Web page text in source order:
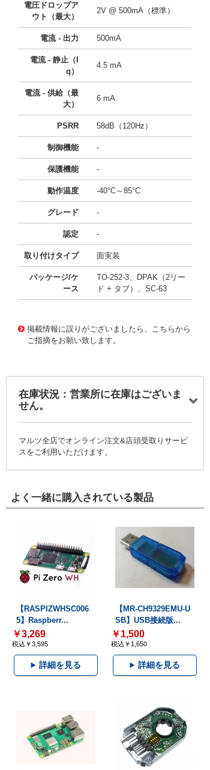
電圧ドロップア
ウト（最大）
2V @ 500mA（標準）
電流 - 出力 500mA
電流 - 静止（I
q）
4.5 mA
電流 - 供給（最
大）
6 mA
PSRR 58dB（120Hz）
制御機能 -
保護機能 -
動作温度 -40°C～85°C
グレード -
認定 -
取り付けタイプ 面実装
パッケージ/ケ
ース
TO-252-3、DPAK（2リー
ド + タブ）、SC-63
掲載情報に誤りがございましたら、こちらから
ご指摘をお願い致します。
在庫状況：営業所に在庫はございま
せん。
マルツ全店でオンライン注文&店頭受取りサービ
スをご利用いただけます。
よく一緒に購入されている製品
【RASPIZWHSC006
5】Raspberr...
￥3,269
税込￥3,595
詳細を見る
【MR-CH9329EMU-U
SB】USB接続版...
￥1,500
税込￥1,650
詳細を見る